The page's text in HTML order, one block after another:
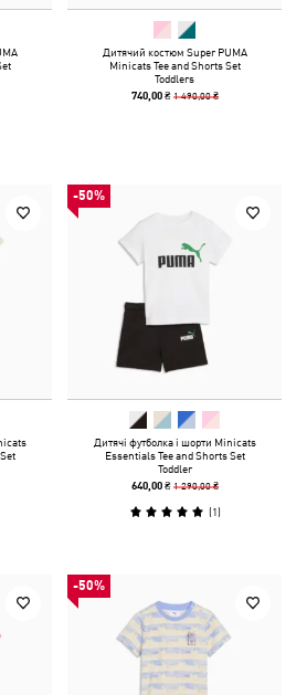
Дитячий костюм Super PUMA
Minicats Tee and Shorts Set
Toddlers
740,00 ₴ 1 490,00 ₴
-50%
Дитячі футболка і шорти Minicats
Essentials Tee and Shorts Set
Toddler
640,00 ₴ 1 290,00 ₴
(1)
-50%